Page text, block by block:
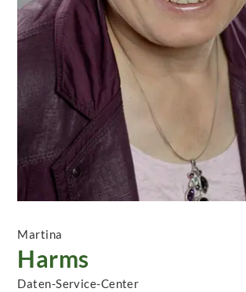
Martina
Harms
Daten-Service-Center